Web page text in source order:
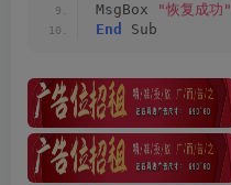
MsgBox
"恢复成功"
End
Sub